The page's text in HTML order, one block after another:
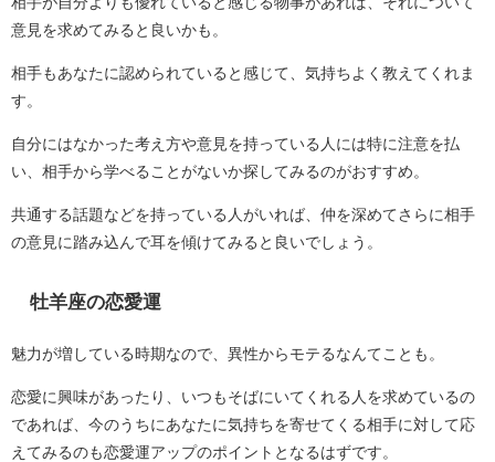
意見を求めてみると良いかも。
相手もあなたに認められていると感じて、気持ちよく教えてくれま
す。
自分にはなかった考え方や意見を持っている人には特に注意を払
い、相手から学べることがないか探してみるのがおすすめ。
共通する話題などを持っている人がいれば、仲を深めてさらに相手
の意見に踏み込んで耳を傾けてみると良いでしょう。
牡羊座の恋愛運
魅力が増している時期なので、異性からモテるなんてことも。
恋愛に興味があったり、いつもそばにいてくれる人を求めているの
であれば、今のうちにあなたに気持ちを寄せてくる相手に対して応
えてみるのも恋愛運アップのポイントとなるはずです。